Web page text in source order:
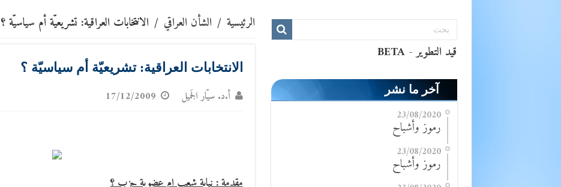
الرئيسية / الشأن العراقي / الانتخابات العراقية: تشريعيّة أم سياسيّة ؟
الانتخابات العراقية: تشريعيّة أم سياسيّة ؟
أ.د. سيّار الجَميل 17/12/2009
مقدمة : نيابة شعب ام عضوية حزب ؟
آخر ما نشر
23/08/2020
رموز وأشباح
23/08/2020
رموز وأشباح